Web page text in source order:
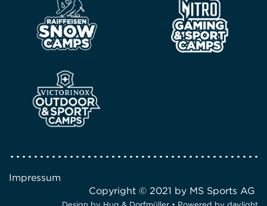
Impressum
Copyright © 2021 by MS Sports AG